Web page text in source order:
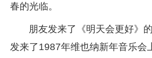
春的光临。
朋友发来了《明天会更好》
发来了1987年维也纳新年音乐会